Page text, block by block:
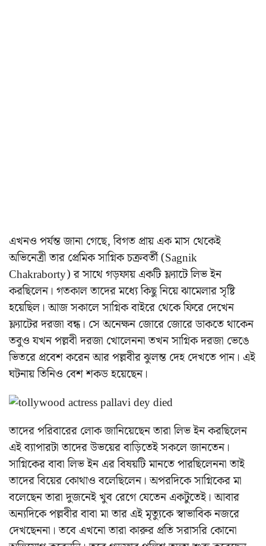
এখনও পর্যন্ত জানা গেছে, বিগত প্রায় এক মাস থেকেই
অভিনেত্রী তার প্রেমিক সাগ্নিক চক্রবর্তী (Sagnik
Chakraborty) র সাথে গড়ফায় একটি ফ্ল্যাটে লিভ ইন
করছিলেন। গতকাল তাদের মধ্যে কিছু নিয়ে ঝামেলার সৃষ্টি
হয়েছিল। আজ সকালে সাগ্নিক বাইরে থেকে ফিরে দেখেন
ফ্ল্যাটের দরজা বন্ধ। সে অনেক্ষন জোরে জোরে ডাকতে থাকেন
তবুও যখন পল্লবী দরজা খোলেননা তখন সাগ্নিক দরজা ভেঙে
ভিতরে প্রবেশ করেন আর পল্লবীর ঝুলন্ত দেহ দেখতে পান। এই
ঘটনায় তিনিও বেশ শকড হয়েছেন।
তাদের পরিবারের লোক জানিয়েছেন তারা লিভ ইন করছিলেন
এই ব্যাপারটা তাদের উভয়ের বাড়িতেই সকলে জানতেন।
সাগ্নিকের বাবা লিভ ইন এর বিষয়টি মানতে পারছিলেননা তাই
তাদের বিয়ের কোথাও বলেছিলেন। অপরদিকে সাগ্নিকের মা
বলেছেন তারা দুজনেই খুব রেগে যেতেন একটুতেই। আবার
অন্যদিকে পল্লবীর বাবা মা তার এই মৃত্যুকে স্বাভাবিক নজরে
দেখছেননা। তবে এখনো তারা কারুর প্রতি সরাসরি কোনো